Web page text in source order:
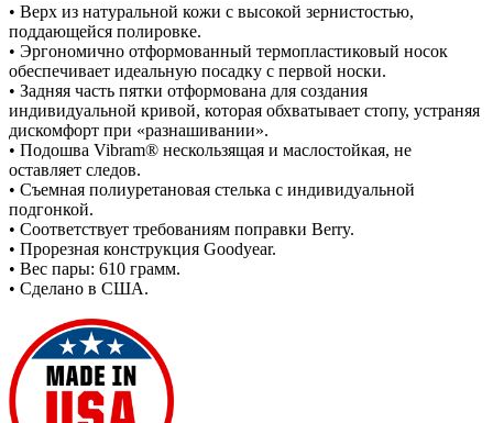
• Верх из натуральной кожи с высокой зернистостью,
поддающейся полировке.
• Эргономично отформованный термопластиковый носок
обеспечивает идеальную посадку с первой носки.
• Задняя часть пятки отформована для создания
индивидуальной кривой, которая обхватывает стопу, устраняя
дискомфорт при «разнашивании».
• Подошва Vibram® нескользящая и маслостойкая, не
оставляет следов.
• Съемная полиуретановая стелька с индивидуальной
подгонкой.
• Соответствует требованиям поправки Berry.
• Прорезная конструкция Goodyear.
• Вес пары: 610 грамм.
• Сделано в США.